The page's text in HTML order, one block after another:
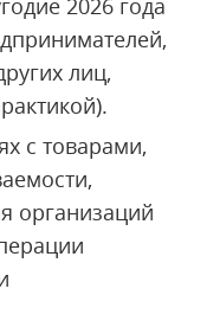
2026 года
лиц,
с товарами,
организаций